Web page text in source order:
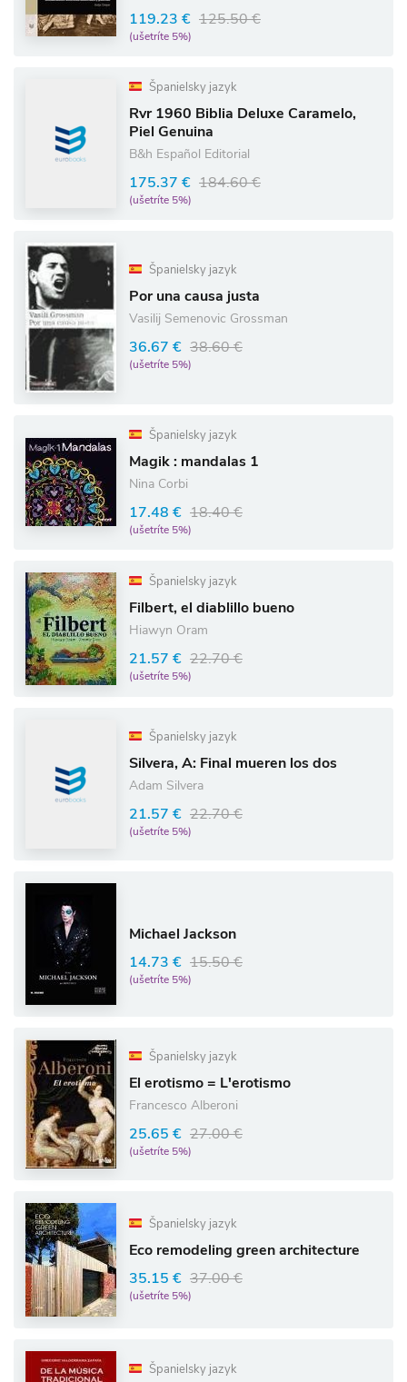
119.23 € 125.50 €
(ušetríte 5%)
Španielsky jazyk
Rvr 1960 Biblia Deluxe Caramelo,
Piel Genuina
B&h Español Editorial
175.37 € 184.60 €
(ušetríte 5%)
Španielsky jazyk
Por una causa justa
Vasilij Semenovic Grossman
36.67 € 38.60 €
(ušetríte 5%)
Španielsky jazyk
Magik : mandalas 1
Nina Corbi
17.48 € 18.40 €
(ušetríte 5%)
Španielsky jazyk
Filbert, el diablillo bueno
Hiawyn Oram
21.57 € 22.70 €
(ušetríte 5%)
Španielsky jazyk
Silvera, A: Final mueren los dos
Adam Silvera
21.57 € 22.70 €
(ušetríte 5%)
Michael Jackson
14.73 € 15.50 €
(ušetríte 5%)
Španielsky jazyk
El erotismo = L'erotismo
Francesco Alberoni
25.65 € 27.00 €
(ušetríte 5%)
Španielsky jazyk
Eco remodeling green architecture
35.15 € 37.00 €
(ušetríte 5%)
Španielsky jazyk